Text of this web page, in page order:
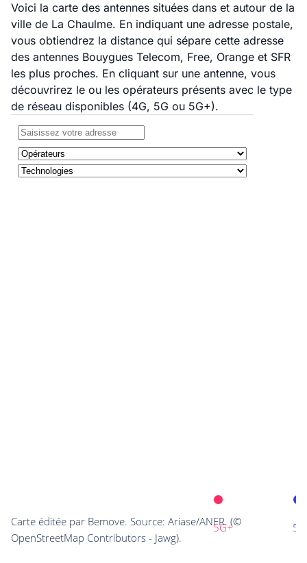
Voici la carte des antennes situées dans et autour de la
ville de La Chaulme. En indiquant une adresse postale,
vous obtiendrez la distance qui sépare cette adresse
des antennes Bouygues Telecom, Free, Orange et SFR
les plus proches. En cliquant sur une antenne, vous
découvrirez le ou les opérateurs présents avec le type
de réseau disponibles (4G, 5G ou 5G+).